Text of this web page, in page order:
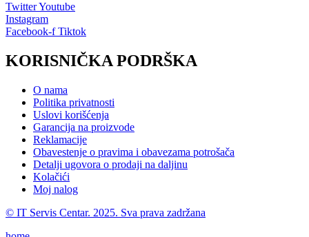
TwitterYoutube
Instagram
Facebook-f Tiktok
KORISNIČKA PODRŠKA
O nama
Politika privatnosti
Uslovi korišćenja
Garancija na proizvode
Reklamacije
Obavestenje o pravima i obavezama potrošača
Detalji ugovora o prodaji na daljinu
Kolačići
Moj nalog
© IT Servis Centar. 2025. Sva prava zadržana